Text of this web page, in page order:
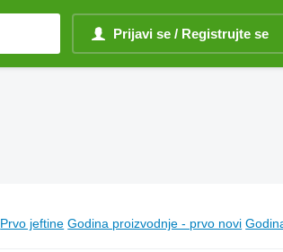
Prijavi se / Registrujte se
Prvo jeftine Godina proizvodnje - prvo novi